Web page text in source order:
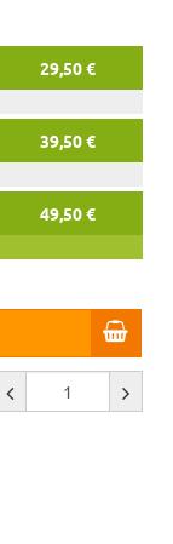
29,50 €
39,50 €
49,50 €